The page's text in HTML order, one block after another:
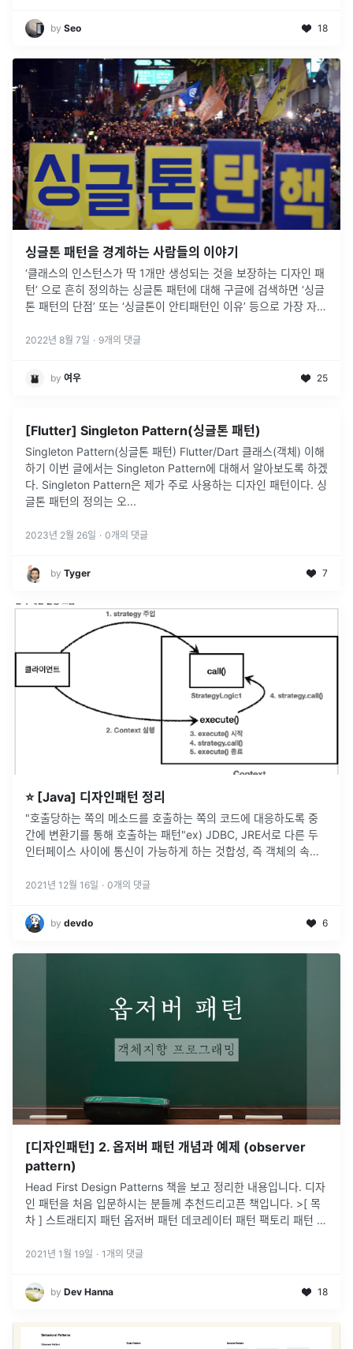
by Seo 18
싱글톤 패턴을 경계하는 사람들의 이야기
‘클래스의 인스턴스가 딱 1개만 생성되는 것을 보장하는 디자인 패
턴’ 으로 흔히 정의하는 싱글톤 패턴에 대해 구글에 검색하면 ‘싱글
톤 패턴의 단점’ 또는 ‘싱글톤이 안티패턴인 이유’ 등으로 가장 자주
것을...
2022년 8월 7일 · 9개의 댓글
by 여우 25
[Flutter] Singleton Pattern(싱글톤 패턴)
Singleton Pattern(싱글톤 패턴) Flutter/Dart 클래스(객체) 이해
하기 이번 글에서는 Singleton Pattern에 대해서 알아보도록 하겠
다. Singleton Pattern은 제가 주로 사용하는 디자인 패턴이다. 싱
글톤 패턴의 정의는 오...
2023년 2월 26일 · 0개의 댓글
by Tyger 7
⭐ [Java] 디자인패턴 정리
"호출당하는 쪽의 메소드를 호출하는 쪽의 코드에 대응하도록 중
간에 변환기를 통해 호출하는 패턴"ex) JDBC, JRE서로 다른 두
인터페이스 사이에 통신이 가능하게 하는 것합성, 즉 객체의 속성
목적으로 중 ...
2021년 12월 16일 · 0개의 댓글
by devdo 6
[디자인패턴] 2. 옵저버 패턴 개념과 예제 (observer
pattern)
Head First Design Patterns 책을 보고 정리한 내용입니다. 디자
인 패턴을 처음 입문하시는 분들께 추천드리고픈 책입니다. >[ 목
차 ] 스트래티지 패턴 옵저버 패턴 데코레이터 패턴 팩토리 패턴 싱
2021년 1월 19일 · 1 개의 댓글
by Dev Hanna 18